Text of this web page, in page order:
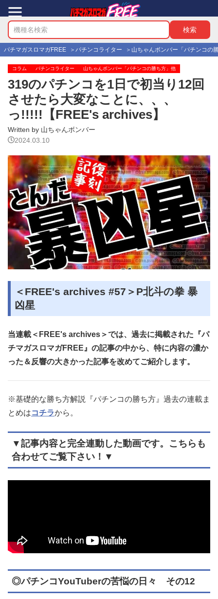
パチマガスロマガFREE パチンコライター 山ちゃんボンバー「パチンコの
コラム パチンコライター 山ちゃんボンバー「パチンコの勝ち方」他
319のパチンコを1日で初当り12回
させたら大変なことに、、、
っ!!!!!【FREE's archives】
Written by 山ちゃんボンバー
2024.03.10
＜FREE's archives #57＞P北斗の拳 暴
凶星
当連載＜FREE's archives＞では、過去に掲載された『パ
チマガスロマガFREE』の記事の中から、特に内容の濃か
った＆反響の大きかった記事を改めてご紹介します。
※基礎的な勝ち方解説『パチンコの勝ち方』過去の連載ま
とめはコチラから。
▼記事内容と完全連動した動画です。こちらも
合わせてご覧下さい！▼
◎パチンコYouTuberの苦悩の日々 その12